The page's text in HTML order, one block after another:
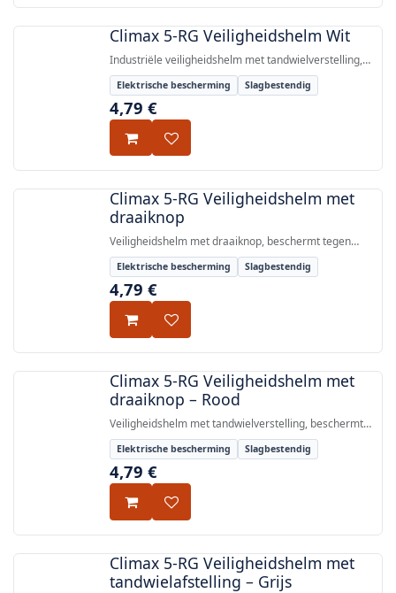
Climax 5-RG Veiligheidshelm Wit
Industriële veiligheidshelm met tandwielverstelling,
beschermt tegen vallende voorwerpen en elektrische
ontladingen tot 1000 V AC / 1500 V DC, gecertificeerd
volgens EN 397:2012+A1:2012 en EN 50365:2002.
Elektrische bescherming Slagbestendig
4,79 €
Climax 5-RG Veiligheidshelm met
draaiknop
Veiligheidshelm met draaiknop, beschermt tegen
vallende voorwerpen en elektrische spanningen tot
1000V AC / 1500V DC, gecertificeerd volgens EN
397:2012+A1:2012 en EN 50365:2002.
Elektrische bescherming Slagbestendig
4,79 €
Climax 5-RG Veiligheidshelm met
draaiknop – Rood
Veiligheidshelm met tandwielverstelling, beschermt
tegen vallende voorwerpen en elektrische ontladingen
tot 1000 V AC / 1500 V DC, gecertificeerd volgens EN
397:2012+A1:2012 en EN 50365:2002.
Elektrische bescherming Slagbestendig
4,79 €
Climax 5-RG Veiligheidshelm met
tandwielafstelling – Grijs